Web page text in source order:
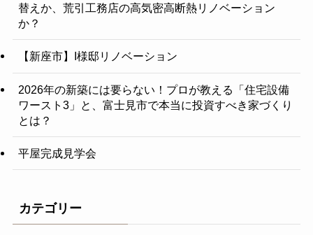
替えか、荒引工務店の高気密高断熱リノベーション
か？
【新座市】I様邸リノベーション
2026年の新築には要らない！プロが教える「住宅設備
ワースト3」と、富士見市で本当に投資すべき家づくり
とは？
平屋完成見学会
カテゴリー